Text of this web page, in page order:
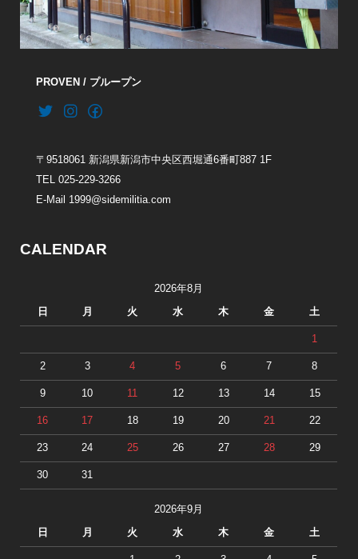
PROVEN / プループン
〒9518061 新潟県新潟市中央区西堀通6番町887 1F
TEL 025-229-3266
E-Mail 1999@sidemilitia.com
CALENDAR
2026年8月
日 月 火 水 木 金 土
1
2 3 4 5 6 7 8
9 10 11 12 13 14 15
16 17 18 19 20 21 22
23 24 25 26 27 28 29
30 31
2026年9月
日 月 火 水 木 金 土